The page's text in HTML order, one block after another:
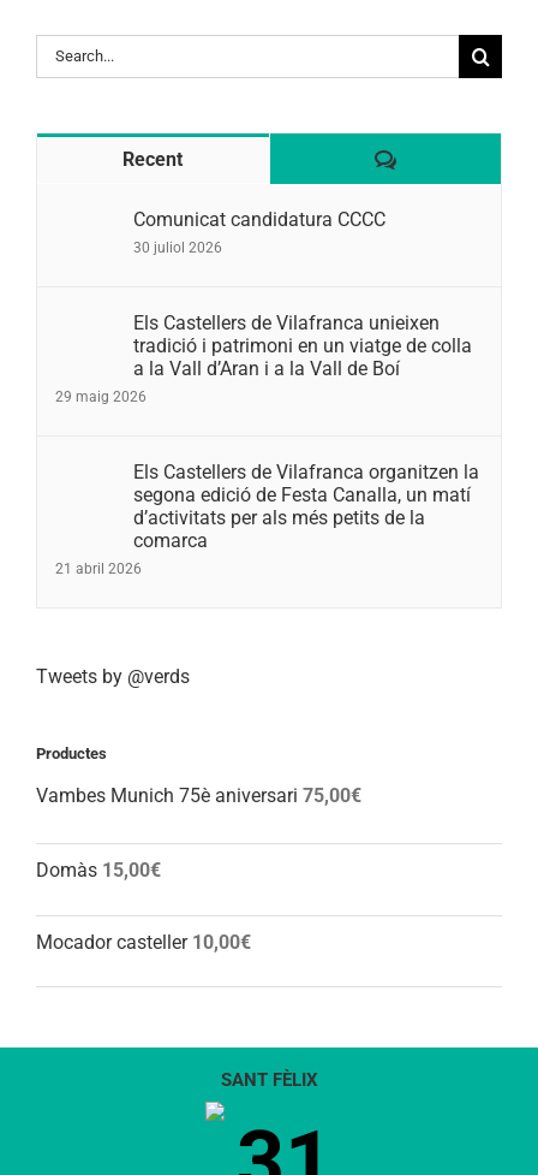
Search
for:
Recent Comentaris
Comunicat candidatura CCCC
30 juliol 2026
Els Castellers de Vilafranca unieixen
tradició i patrimoni en un viatge de colla
a la Vall d’Aran i a la Vall de Boí
29 maig 2026
Els Castellers de Vilafranca organitzen la
segona edició de Festa Canalla, un matí
d’activitats per als més petits de la
comarca
21 abril 2026
Tweets by @verds
Productes
Vambes Munich 75è aniversari 75,00€
Domàs 15,00€
Mocador casteller 10,00€
SANT FÈLIX